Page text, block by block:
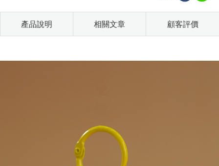
產品說明 相關文章 顧客評價